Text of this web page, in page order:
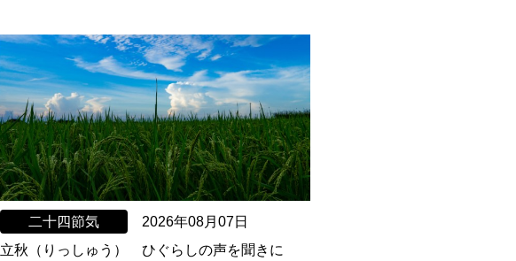
二十四節気
2026年08月07日
立秋（りっしゅう） ひぐらしの声を聞きに